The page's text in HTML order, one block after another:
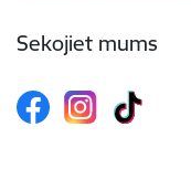
Sekojiet mums